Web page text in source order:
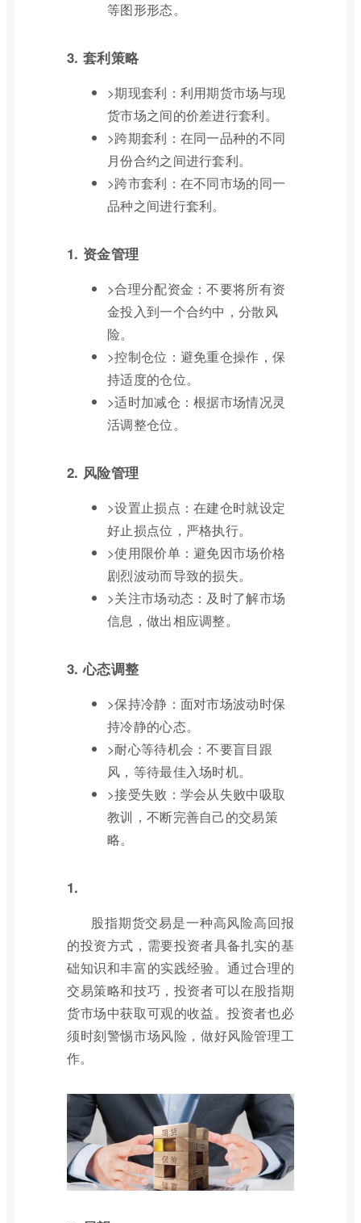
等图形形态。
3. 套利策略
>期现套利：利用期货市场与现
货市场之间的价差进行套利。
>跨期套利：在同一品种的不同
月份合约之间进行套利。
>跨市套利：在不同市场的同一
品种之间进行套利。
1. 资金管理
>合理分配资金：不要将所有资
金投入到一个合约中，分散风
险。
>控制仓位：避免重仓操作，保
持适度的仓位。
>适时加减仓：根据市场情况灵
活调整仓位。
2. 风险管理
>设置止损点：在建仓时就设定
好止损点位，严格执行。
>使用限价单：避免因市场价格
剧烈波动而导致的损失。
>关注市场动态：及时了解市场
信息，做出相应调整。
3. 心态调整
>保持冷静：面对市场波动时保
持冷静的心态。
>耐心等待机会：不要盲目跟
风，等待最佳入场时机。
>接受失败：学会从失败中吸取
教训，不断完善自己的交易策
略。
1.
股指期货交易是一种高风险高回报
的投资方式，需要投资者具备扎实的基
础知识和丰富的实践经验。通过合理的
交易策略和技巧，投资者可以在股指期
货市场中获取可观的收益。投资者也必
须时刻警惕市场风险，做好风险管理工
作。